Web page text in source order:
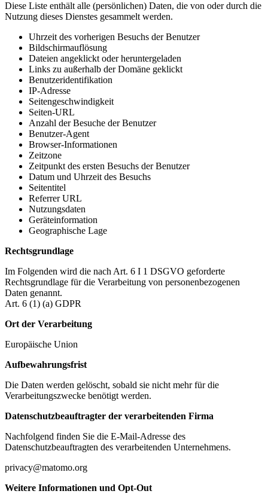
Diese Liste enthält alle (persönlichen) Daten, die von oder durch die
Nutzung dieses Dienstes gesammelt werden.
Uhrzeit des vorherigen Besuchs der Benutzer
Bildschirmauflösung
Dateien angeklickt oder heruntergeladen
Links zu außerhalb der Domäne geklickt
Benutzeridentifikation
IP-Adresse
Seitengeschwindigkeit
Seiten-URL
Anzahl der Besuche der Benutzer
Benutzer-Agent
Browser-Informationen
Zeitzone
Zeitpunkt des ersten Besuchs der Benutzer
Datum und Uhrzeit des Besuchs
Seitentitel
Referrer URL
Nutzungsdaten
Geräteinformation
Geographische Lage
Rechtsgrundlage
Im Folgenden wird die nach Art. 6 I 1 DSGVO geforderte
Rechtsgrundlage für die Verarbeitung von personenbezogenen
Daten genannt.
Art. 6 (1) (a) GDPR
Ort der Verarbeitung
Europäische Union
Aufbewahrungsfrist
Die Daten werden gelöscht, sobald sie nicht mehr für die
Verarbeitungszwecke benötigt werden.
Datenschutzbeauftragter der verarbeitenden Firma
Nachfolgend finden Sie die E-Mail-Adresse des
Datenschutzbeauftragten des verarbeitenden Unternehmens.
privacy@matomo.org
Weitere Informationen und Opt-Out